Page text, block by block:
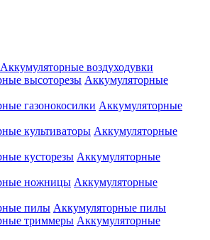
Аккумуляторные воздуходувки
Аккумуляторные
Аккумуляторные
Аккумуляторные
Аккумуляторные
Аккумуляторные
Аккумуляторные пилы
Аккумуляторные